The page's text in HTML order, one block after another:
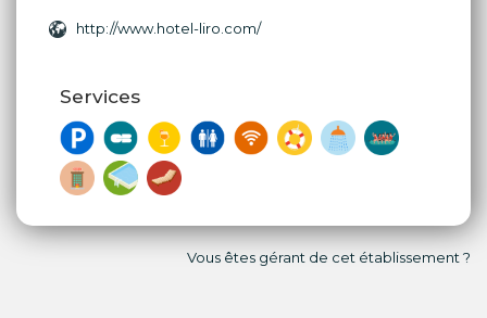
http://www.hotel-liro.com/
Services
Vous êtes gérant de cet établissement ?